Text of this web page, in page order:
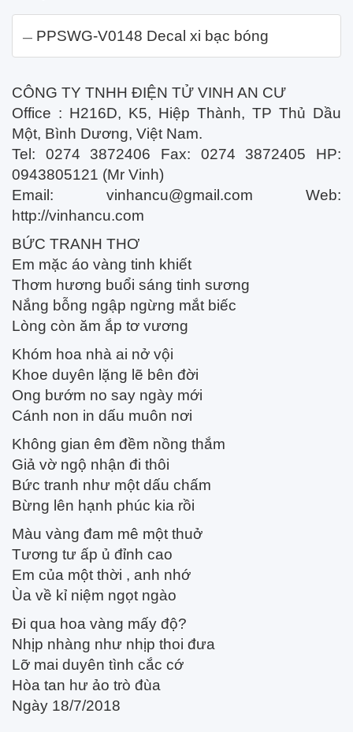
PPSWG-V0148 Decal xi bạc bóng
CÔNG TY TNHH ĐIỆN TỬ VINH AN CƯ
Office : H216D, K5, Hiệp Thành, TP Thủ Dầu
Một, Bình Dương, Việt Nam.
Tel: 0274 3872406 Fax: 0274 3872405 HP:
0943805121 (Mr Vinh)
Email: vinhancu@gmail.com Web:
http://vinhancu.com
BỨC TRANH THƠ
Em mặc áo vàng tinh khiết
Thơm hương buổi sáng tinh sương
Nắng bỗng ngập ngừng mắt biếc
Lòng còn ăm ắp tơ vương
Khóm hoa nhà ai nở vội
Khoe duyên lặng lẽ bên đời
Ong bướm no say ngày mới
Cánh non in dấu muôn nơi
Không gian êm đềm nồng thắm
Giả vờ ngộ nhận đi thôi
Bức tranh như một dấu chấm
Bừng lên hạnh phúc kia rồi
Màu vàng đam mê một thuở
Tương tư ấp ủ đỉnh cao
Em của một thời , anh nhớ
Ùa về kỉ niệm ngọt ngào
Đi qua hoa vàng mấy độ?
Nhịp nhàng như nhịp thoi đưa
Lỡ mai duyên tình cắc cớ
Hòa tan hư ảo trò đùa
Ngày 18/7/2018